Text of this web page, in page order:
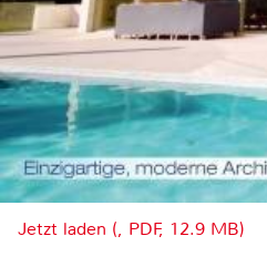
Jetzt laden (, PDF, 12.9 MB)